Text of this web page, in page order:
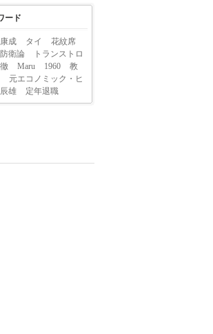
ード
成 タイ
花紋席
衛論
トランストロ
Maru 1960
教
元エコノミック・ヒ
雄 定年退職